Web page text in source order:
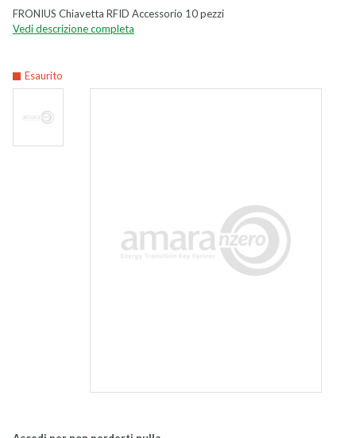
FRONIUS Chiavetta RFID Accessorio 10 pezzi
Vedi descrizione completa
Esaurito